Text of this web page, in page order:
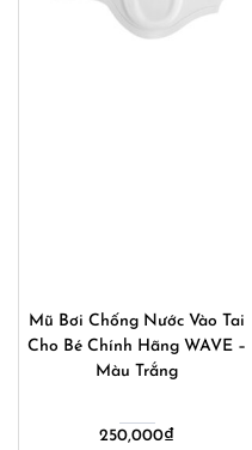
Mũ Bơi Chống Nước Vào Tai
Cho Bé Chính Hãng WAVE –
Màu Trắng
250,000₫